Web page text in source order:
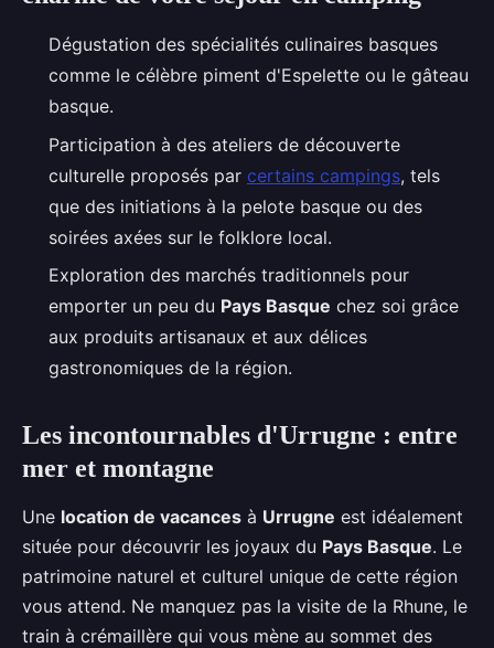
Dégustation des spécialités culinaires basques
comme le célèbre piment d'Espelette ou le gâteau
basque.
Participation à des ateliers de découverte
culturelle proposés par certains campings, tels
que des initiations à la pelote basque ou des
soirées axées sur le folklore local.
Exploration des marchés traditionnels pour
emporter un peu du Pays Basque chez soi grâce
aux produits artisanaux et aux délices
gastronomiques de la région.
Les incontournables d'Urrugne : entre
mer et montagne
Une location de vacances à Urrugne est idéalement
située pour découvrir les joyaux du Pays Basque. Le
patrimoine naturel et culturel unique de cette région
vous attend. Ne manquez pas la visite de la Rhune, le
train à crémaillère qui vous mène au sommet des